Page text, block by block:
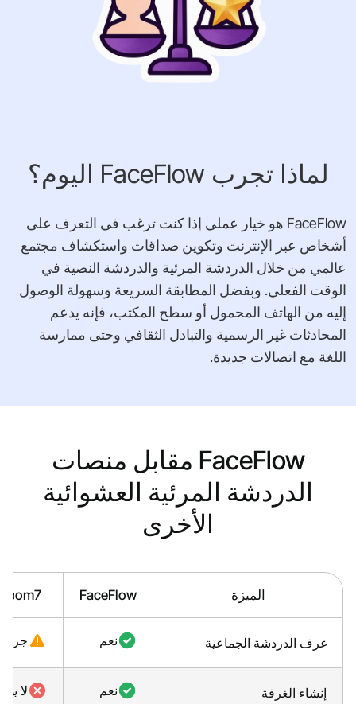
لماذا تجرب FaceFlow اليوم؟
FaceFlow هو خيار عملي إذا كنت ترغب في التعرف على
أشخاص عبر الإنترنت وتكوين صداقات واستكشاف مجتمع
عالمي من خلال الدردشة المرئية والدردشة النصية في
الوقت الفعلي. وبفضل المطابقة السريعة وسهولة الوصول
إليه من الهاتف المحمول أو سطح المكتب، فإنه يدعم
المحادثات غير الرسمية والتبادل الثقافي وحتى ممارسة
اللغة مع اتصالات جديدة.
FaceFlow مقابل منصات
الدردشة المرئية العشوائية
الأخرى
الميزة FaceFlow
Room7
غرف الدردشة الجماعية نعم جزئي
إنشاء الغرفة نعم لا